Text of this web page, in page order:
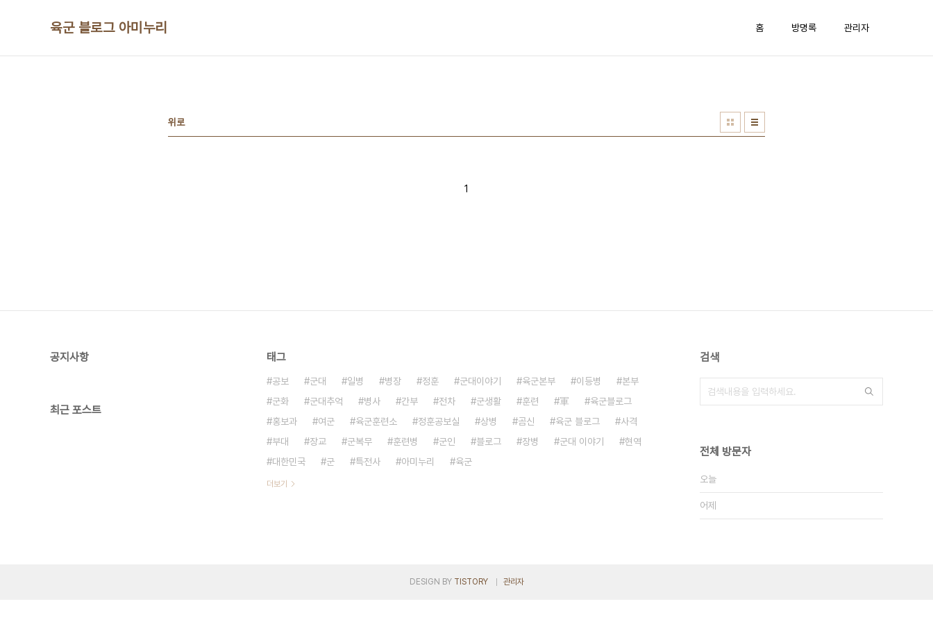
육군 블로그 아미누리 홈 방명록 관리자
위로
1
공지사항
최근 포스트
태그
공보 군대 일병 병장 정훈 군대이야기 육군본부 이등병
본부
군화
군대추억 병사 간부 전차 군생활 훈련 軍
육군블로그
홍보과
여군 육군훈련소 정훈공보실 상병 곰신 육군 블로그
사격
부대
장교 군복무 훈련병 군인 블로그 장병 군대 이야기
현역
대한민국
군 특전사 아미누리 육군
더보기
검색
전체 방문자
오늘
어제
DESIGN BY TISTORY 관리자